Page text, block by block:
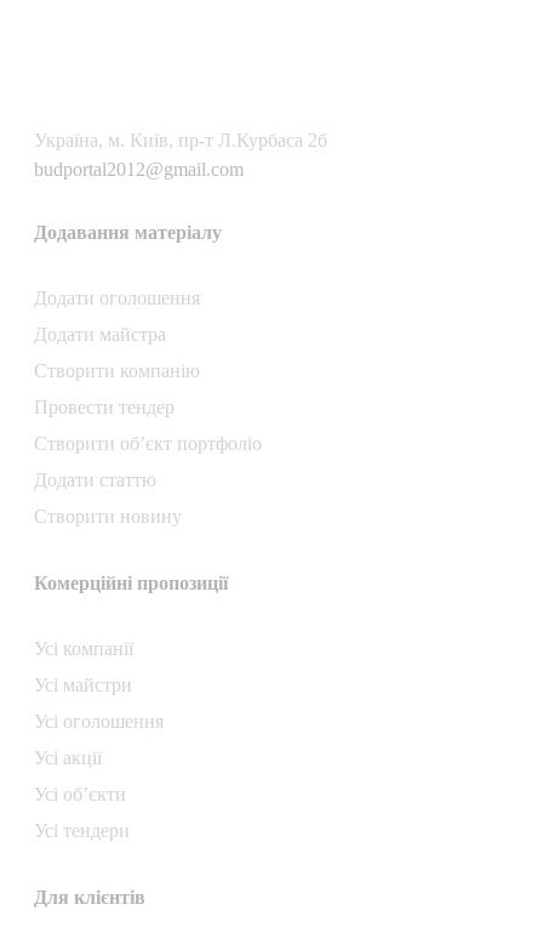
Українa, м. Київ, пр-т Л.Курбаса 2б
budportal2012@gmail.com
Додавання матеріалу
Додати oголошення
Додати майстра
Створити компанiю
Провести тендер
Створити об’єкт портфоліо
Додати статтю
Створити новину
Комерційні пропозиції
Усі компанії
Усі майстри
Усі оголошення
Усі акції
Усі об’єкти
Усі тендери
Для клієнтів